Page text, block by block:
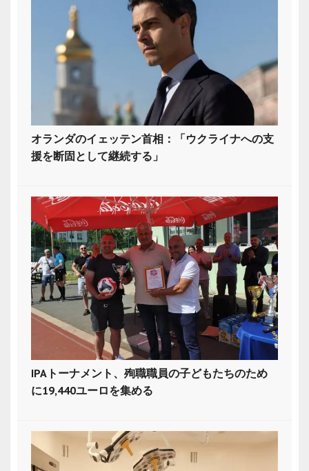
オランダのイェッテン首相：「ウクライナへの支
援を断固として継続する」
IPAトーナメント、殉職職員の子どもたちのため
に19,440ユーロを集める